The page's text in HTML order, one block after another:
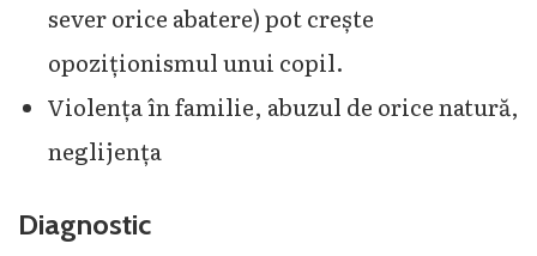
sever orice abatere) pot crește
opoziționismul unui copil.
Violența în familie, abuzul de orice natură,
neglijența
Diagnostic